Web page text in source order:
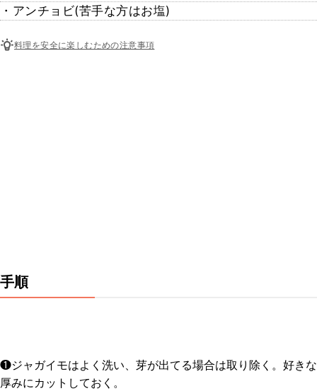
・アンチョビ(苦手な方はお塩)
料理を安全に楽しむための注意事項
手順
❶ジャガイモはよく洗い、芽が出てる場合は取り除く。好きな
厚みにカットしておく。